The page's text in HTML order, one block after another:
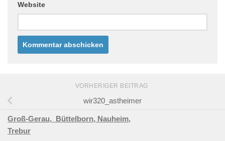
Website
VORHERIGER BEITRAG
wir320_astheimer
Groß-Gerau, Büttelborn, Nauheim,
Trebur